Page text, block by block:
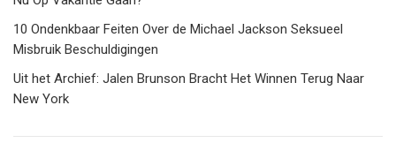
10 Ondenkbaar Feiten Over de Michael Jackson Seksueel
Misbruik Beschuldigingen
Uit het Archief: Jalen Brunson Bracht Het Winnen Terug Naar
New York